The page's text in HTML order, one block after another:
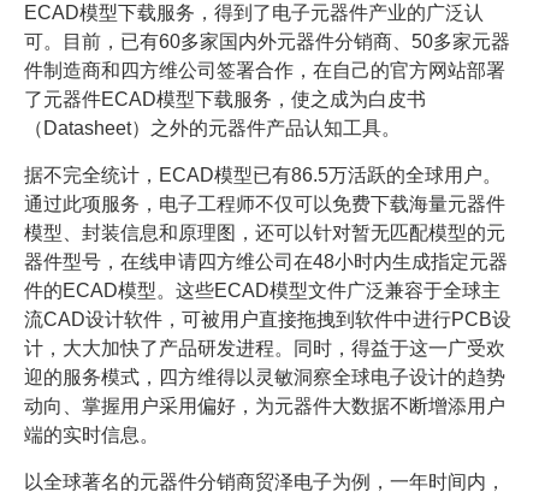
ECAD模型下载服务，得到了电子元器件产业的广泛认
可。目前，已有60多家国内外元器件分销商、50多家元器
件制造商和四方维公司签署合作，在自己的官方网站部署
了元器件ECAD模型下载服务，使之成为白皮书
（Datasheet）之外的元器件产品认知工具。
据不完全统计，ECAD模型已有86.5万活跃的全球用户。
通过此项服务，电子工程师不仅可以免费下载海量元器件
模型、封装信息和原理图，还可以针对暂无匹配模型的元
器件型号，在线申请四方维公司在48小时内生成指定元器
件的ECAD模型。这些ECAD模型文件广泛兼容于全球主
流CAD设计软件，可被用户直接拖拽到软件中进行PCB设
计，大大加快了产品研发进程。同时，得益于这一广受欢
迎的服务模式，四方维得以灵敏洞察全球电子设计的趋势
动向、掌握用户采用偏好，为元器件大数据不断增添用户
端的实时信息。
以全球著名的元器件分销商贸泽电子为例，一年时间内，